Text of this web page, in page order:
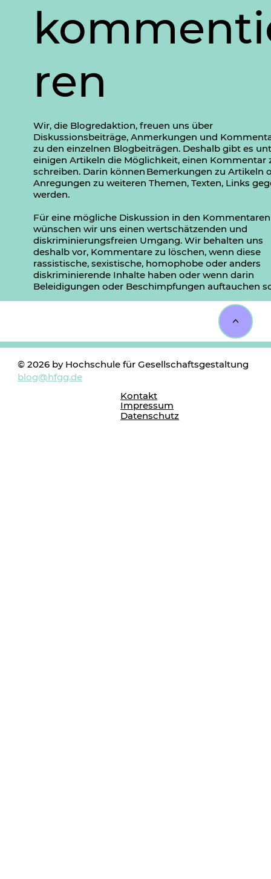
ren
Wir, die Blogredaktion, freuen uns über
Diskussionsbeiträge, Anmerkungen und
zu den einzelnen Blogbeiträgen. Deshalb gibt es
einigen Artikeln die Möglichkeit, einen Kommentar
schreiben. Darin können Bemerkungen zu Artikeln
Anregungen zu weiteren Themen, Texten, Links
werden.
Für eine mögliche Diskussion in den Kommentaren
wünschen wir uns einen wertschätzenden und
diskriminierungsfreien Umgang. Wir behalten uns
deshalb vor, Kommentare zu löschen, wenn diese
rassistische, sexistische, homophobe oder anders
diskriminierende Inhalte haben oder wenn darin
Beleidigungen oder Beschimpfungen auftauchen
<
© 2026 by Hochschule für Gesellschaftsgestaltung
blog@hfgg.de
Impressum
Datenschutz
Kontakt